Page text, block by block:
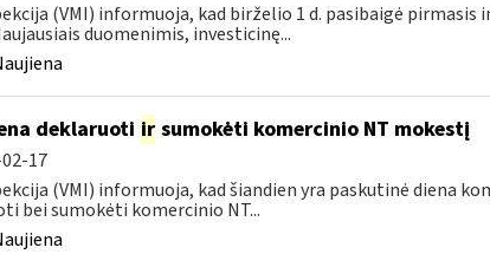
(VMI) informuoja, kad birželio 1 d. pasibaigė pirmasis
duomenimis, investicinę...
deklaruoti irsumokėti komercinio NT mokestį
17
(VMI) informuoja, kad šiandien yra paskutinė diena
bei sumokėti komercinio NT...